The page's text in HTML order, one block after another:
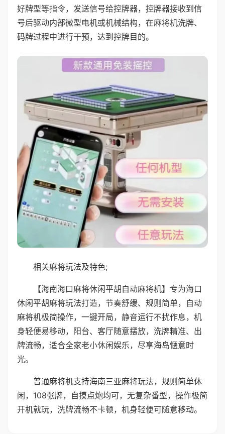
好牌型等指令，发送信号给控牌器，控牌器接收到信
号后驱动内部微型电机或机械结构，在麻将机洗牌、
码牌过程中进行干预，达到控牌目的。
相关麻将玩法及特色;
【海南海口麻将休闲平胡自动麻将机】专为海口
休闲平胡麻将玩法打造，节奏舒缓、规则简单，自动
麻将机极简操作，一键开局，静音运行不扰作息，机
身轻便易移动，阳台、客厅随意摆放，洗牌精准、出
牌流畅，适合全家老小休闲娱乐，尽享海岛惬意时
光。
普通麻将机支持海南三亚麻将玩法，规则简单休
闲，108张牌，自摸点炮均可，无复杂番型，操作极简
开机就玩，洗牌流畅不卡顿，机身轻便可随意移动。